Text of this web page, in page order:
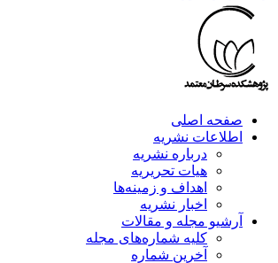
صفحه اصلی
اطلاعات نشریه
درباره نشریه
هیات تحریریه
اهداف و زمینه‌ها
اخبار نشریه
آرشیو مجله و مقالات
کلیه شماره‌های مجله
آخرین شماره